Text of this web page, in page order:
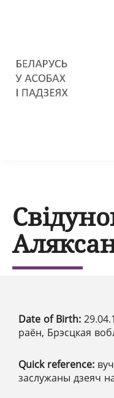
Date of Birth:
раён, Брэсцкая
Quick reference:
заслужаны дзеяч